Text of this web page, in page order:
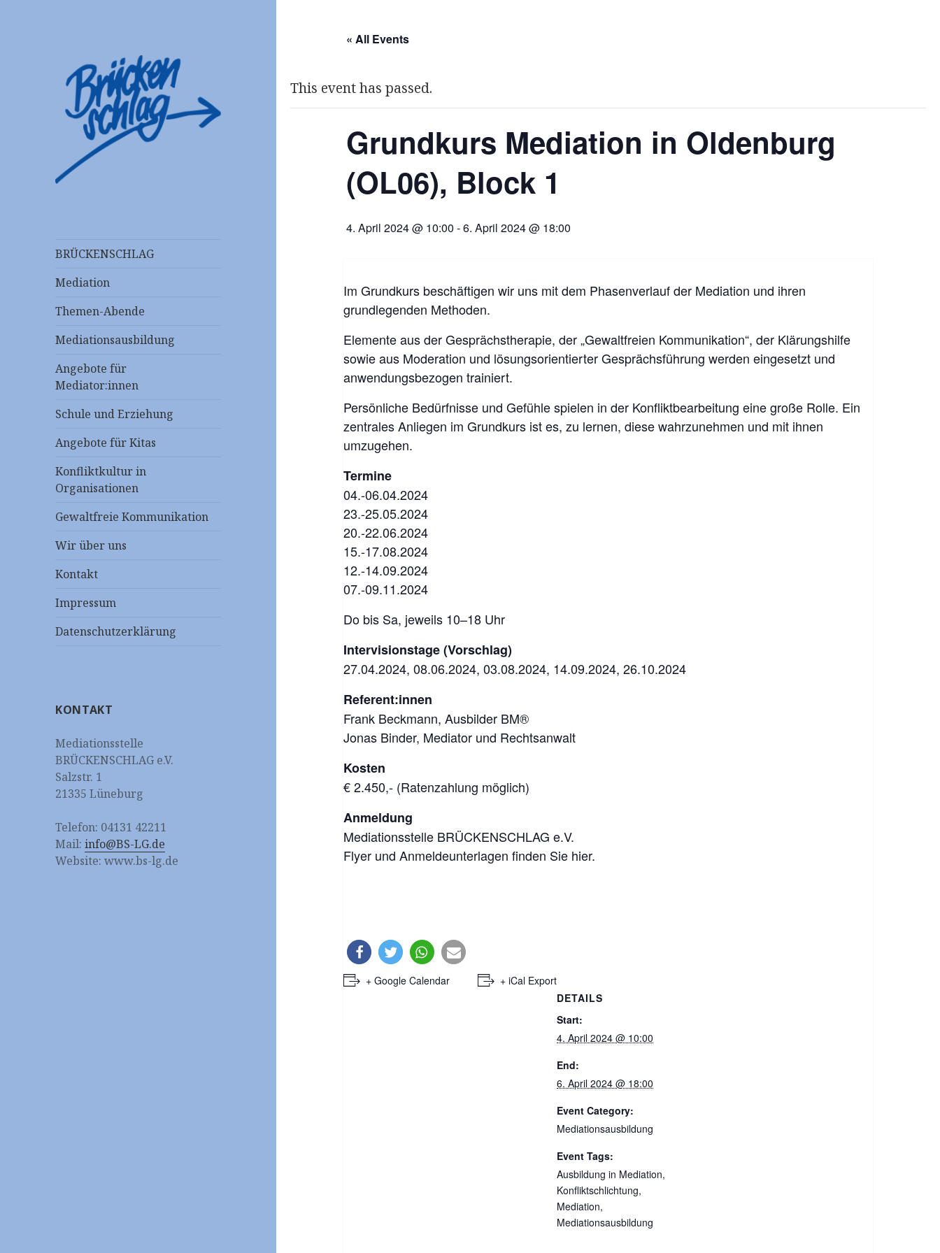
e.V.
BRÜCKENSCHLAG
Mediation
Themen-Abende
Mediationsausbildung
Angebote für
Mediator:innen
Schule und Erziehung
Angebote für Kitas
Konfliktkultur in
Organisationen
Gewaltfreie Kommunikation
Wir über uns
Kontakt
Impressum
Datenschutzerklärung
KONTAKT
Mediationsstelle
BRÜCKENSCHLAG e.V.
Salzstr. 1
21335 Lüneburg
Telefon: 04131 42211
Mail:info@BS-LG.de
Website: www.bs-lg.de
« All Events
This event has passed.
Grundkurs Mediation in Oldenburg
(OL06), Block 1
4. April 2024 @ 10:00 -6. April 2024 @ 18:00
Im Grundkurs beschäftigen wir uns mit dem Phasenverlauf der Mediation und ihren
grundlegenden Methoden.
Elemente aus der Gesprächstherapie, der „Gewaltfreien Kommunikation“, der Klärungshilfe
sowie aus Moderation und lösungsorientierter Gesprächsführung werden eingesetzt und
anwendungsbezogen trainiert.
Persönliche Bedürfnisse und Gefühle spielen in der Konfliktbearbeitung eine große Rolle. Ein
zentrales Anliegen im Grundkurs ist es, zu lernen, diese wahrzunehmen und mit ihnen
umzugehen.
Termine
04.-06.04.2024
23.-25.05.2024
20.-22.06.2024
15.-17.08.2024
12.-14.09.2024
07.-09.11.2024
Do bis Sa, jeweils 10–18 Uhr
Intervisionstage (Vorschlag)
27.04.2024, 08.06.2024, 03.08.2024, 14.09.2024, 26.10.2024
Referent:innen
Frank Beckmann, Ausbilder BM®
Jonas Binder, Mediator und Rechtsanwalt
Kosten
€ 2.450,- (Ratenzahlung möglich)
Anmeldung
Mediationsstelle BRÜCKENSCHLAG e.V.
Flyer und Anmeldeunterlagen finden Sie hier.
+ Google Calendar
+ iCal Export
DETAILS
Start:
4. April 2024 @ 10:00
End:
6. April 2024 @ 18:00
Event Category:
Mediationsausbildung
Event Tags:
Ausbildung in Mediation,
Konfliktschlichtung,
Mediation,
Mediationsausbildung